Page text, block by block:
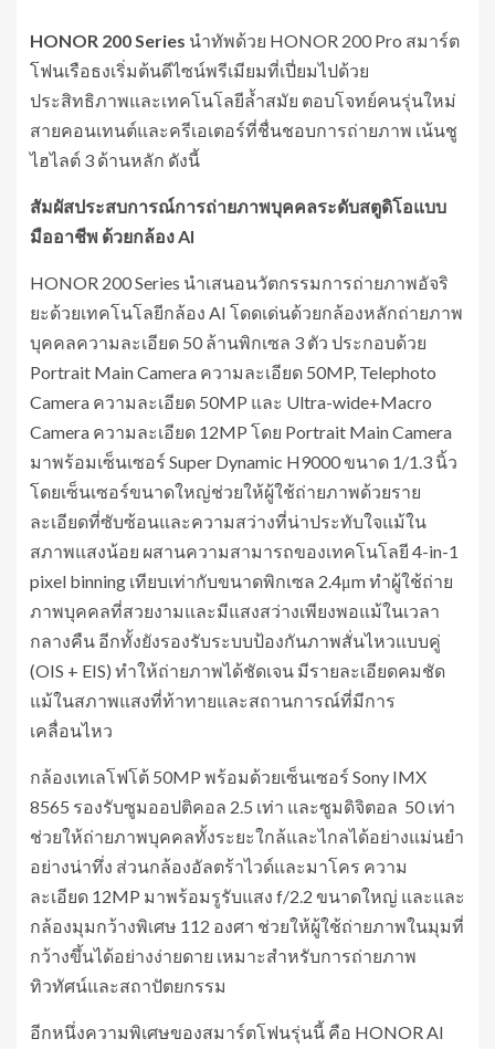
HONOR 200 Series นำทัพด้วย HONOR 200 Pro สมาร์ต
โฟนเรือธงเริ่มต้นดีไซน์พรีเมียมที่เปี่ยมไปด้วย
ประสิทธิภาพและเทคโนโลยีล้ำสมัย ตอบโจทย์คนรุ่นใหม่
สายคอนเทนต์และครีเอเตอร์ที่ชื่นชอบการถ่ายภาพ เน้นชู
ไฮไลต์ 3 ด้านหลัก ดังนี้
สัมผัสประสบการณ์การถ่ายภาพบุคคลระดับสตูดิโอแบบ
มืออาชีพ ด้วยกล้องAI
HONOR 200 Series นำเสนอนวัตกรรมการถ่ายภาพอัจริ
ยะด้วยเทคโนโลยีกล้อง AI โดดเด่นด้วยกล้องหลักถ่ายภาพ
บุคคลความละเอียด 50 ล้านพิกเซล 3 ตัว ประกอบด้วย
Portrait Main Camera ความละเอียด 50MP, Telephoto
Camera ความละเอียด 50MP และ Ultra-wide+Macro
Camera ความละเอียด 12MP โดย Portrait Main Camera
มาพร้อมเซ็นเซอร์ Super Dynamic H9000 ขนาด 1/1.3 นิ้ว
โดยเซ็นเซอร์ขนาดใหญ่ช่วยให้ผู้ใช้ถ่ายภาพด้วยราย
ละเอียดที่ซับซ้อนและความสว่างที่น่าประทับใจแม้ใน
สภาพแสงน้อย ผสานความสามารถของเทคโนโลยี 4-in-1
pixel binning เทียบเท่ากับขนาดพิกเซล 2.4μm ทำผู้ใช้ถ่าย
ภาพบุคคลที่สวยงามและมีแสงสว่างเพียงพอแม้ในเวลา
กลางคืน อีกทั้งยังรองรับระบบป้องกันภาพสั่นไหวแบบคู่
(OIS + EIS) ทำให้ถ่ายภาพได้ชัดเจน มีรายละเอียดคมชัด
แม้ในสภาพแสงที่ท้าทายและสถานการณ์ที่มีการ
เคลื่อนไหว
กล้องเทเลโฟโต้ 50MP พร้อมด้วยเซ็นเซอร์ Sony IMX
8565 รองรับซูมออปติคอล 2.5 เท่า และซูมดิจิตอล 50 เท่า
ช่วยให้ถ่ายภาพบุคคลทั้งระยะใกล้และไกลได้อย่างแม่นยำ
อย่างน่าทึ่ง ส่วนกล้องอัลตร้าไวด์และมาโคร ความ
ละเอียด 12MP มาพร้อมรูรับแสง f/2.2 ขนาดใหญ่ และและ
กล้องมุมกว้างพิเศษ 112 องศา ช่วยให้ผู้ใช้ถ่ายภาพในมุมที่
กว้างขึ้นได้อย่างง่ายดาย เหมาะสำหรับการถ่ายภาพ
ทิวทัศน์และสถาปัตยกรรม
อีกหนึ่งความพิเศษของสมาร์ตโฟนรุ่นนี้ คือ HONOR AI